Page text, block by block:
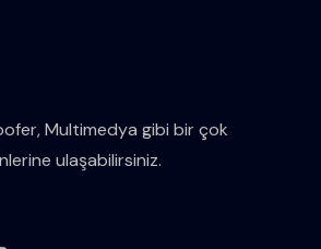
Multimedya gibi bir çok
ulaşabilirsiniz.